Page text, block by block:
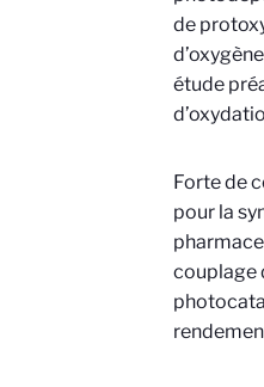
de
étude
Forte de
pour la
couplage